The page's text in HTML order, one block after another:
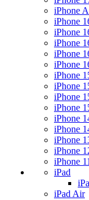
iPhone
iPhone
iPhone
iPhone
iPhone
iPhone
iPhone
iPhone
iPhone
iPhone
iPhone
iPhone
iPhone
iPhone
iPhone 11
iPad
iPad Air